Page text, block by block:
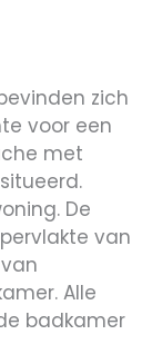
zich
voor een
met
De
van
Alle
badkamer